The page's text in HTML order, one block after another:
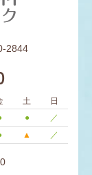
2844
土
日
●
／
▲ ／